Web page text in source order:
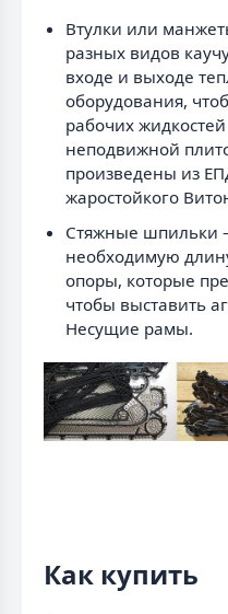
Втулки или
разных видов
входе и выходе
оборудования,
рабочих
неподвижной
произведены из
жаростойкого
Стяжные шпильки
необходимую
опоры, которые
чтобы выставить
Несущие рамы.
Как купить